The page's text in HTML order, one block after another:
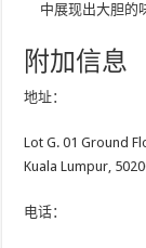
中展现出大胆的
附加信息
地址：
Lot G. 01 Ground
Kuala Lumpur,
电话：